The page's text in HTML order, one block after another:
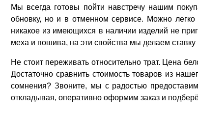
Мы всегда готовы пойти навстречу нашим
обновку, но и в отменном сервисе. Можно
никакое из имеющихся в наличии изделий не
меха и пошива, на эти свойства мы делаем ставку
Не стоит переживать относительно трат. Цена
Достаточно сравнить стоимость товаров из
сомнения? Звоните, мы с радостью
откладывая, оперативно оформим заказ и